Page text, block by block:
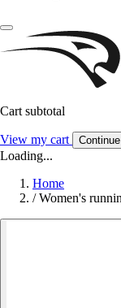
Cart subtotal
View my cart
Loading...
Home
/ Women's